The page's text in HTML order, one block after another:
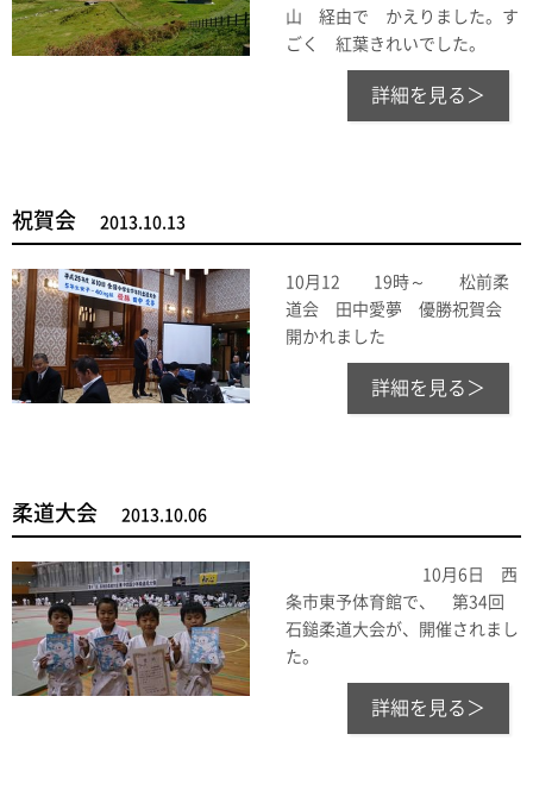
山 経由で かえりました。す
ごく 紅葉きれいでした。
詳細を見る＞
祝賀会 2013.10.13
10月12 19時～ 松前柔
道会 田中愛夢 優勝祝賀会
開かれました
詳細を見る＞
柔道大会 2013.10.06
10月6日 西
条市東予体育館で、 第34回
石鎚柔道大会が、開催されまし
た。
詳細を見る＞